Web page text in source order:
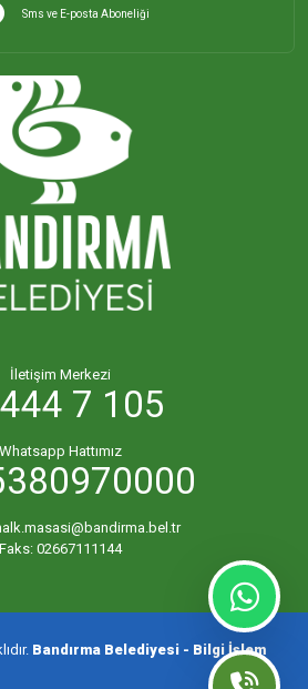
Sms ve E-posta Aboneliği
İletişim Merkezi
7 105
Whatsapp Hattımız
Faks: 02667111144
Bandırma Belediyesi - Bilgi İşlem